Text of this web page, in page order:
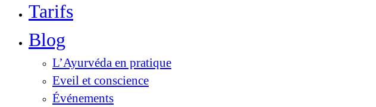
Tarifs
Blog
L’Ayurvéda en pratique
Eveil et conscience
Événements